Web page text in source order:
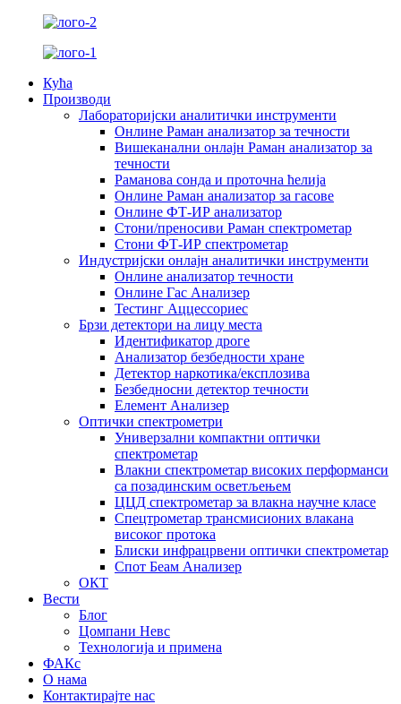
Кућа
Производи
Лабораторијски аналитички инструменти
Онлине Раман анализатор за течности
Вишеканални онлајн Раман анализатор за
течности
Раманова сонда и проточна ћелија
Онлине Раман анализатор за гасове
Онлине ФТ-ИР анализатор
Стони/преносиви Раман спектрометар
Стони ФТ-ИР спектрометар
Индустријски онлајн аналитички инструменти
Онлине анализатор течности
Онлине Гас Анализер
Тестинг Аццессориес
Брзи детектори на лицу места
Идентификатор дроге
Анализатор безбедности хране
Детектор наркотика/експлозива
Безбедносни детектор течности
Елемент Анализер
Оптички спектрометри
Универзални компактни оптички
спектрометар
Влакни спектрометар високих перформанси
са позадинским осветљењем
ЦЦД спектрометар за влакна научне класе
Спецтрометар трансмисионих влакана
високог протока
Блиски инфрацрвени оптички спектрометар
Спот Беам Анализер
ОКТ
Вести
Блог
Цомпани Невс
Технологија и примена
ФАКс
О нама
Контактирајте нас